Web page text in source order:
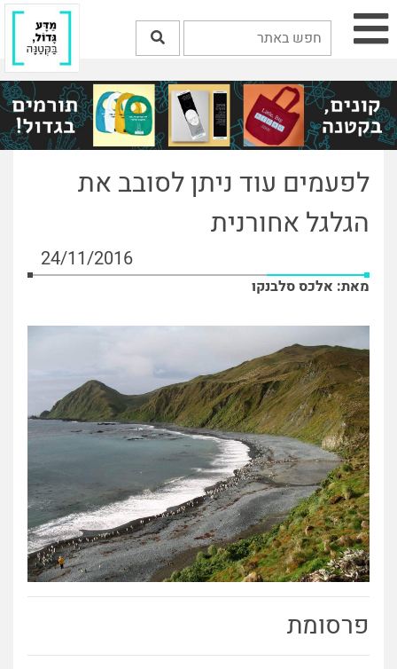
לפעמים עוד ניתן לסובב את
הגלגל אחורנית
24/11/2016
מאת: אלכס סלבנקו
פרסומת